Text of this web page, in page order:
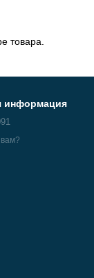
товара.
информация